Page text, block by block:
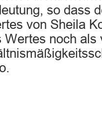
so dass
von Sheila
Wertes noch